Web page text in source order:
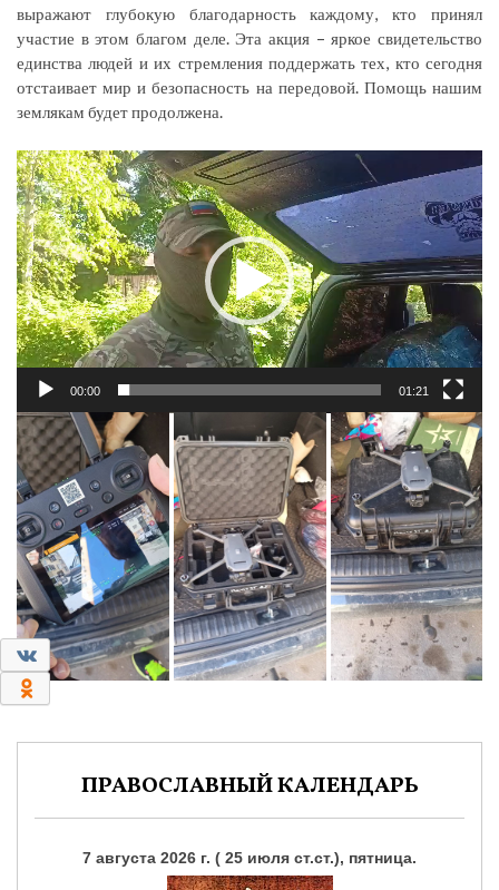
0
0
выражают глубокую благодарность каждому, кто принял
участие в этом благом деле. Эта акция – яркое свидетельство
единства людей и их стремления поддержать тех, кто сегодня
отстаивает мир и безопасность на передовой. Помощь нашим
землякам будет продолжена.
Видеоплеер
00:00 01:21
ПРАВОСЛАВНЫЙ КАЛЕНДАРЬ
7 августа 2026 г. ( 25 июля ст.ст.), пятница.